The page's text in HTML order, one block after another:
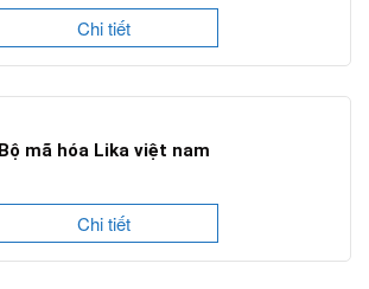
Chi tiết
Bộ mã hóa Lika việt nam
Chi tiết